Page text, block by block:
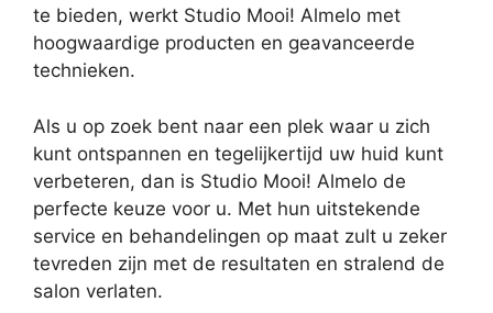
te bieden, werkt Studio Mooi! Almelo met
hoogwaardige producten en geavanceerde
technieken.
Als u op zoek bent naar een plek waar u zich
kunt ontspannen en tegelijkertijd uw huid kunt
verbeteren, dan is Studio Mooi! Almelo de
perfecte keuze voor u. Met hun uitstekende
service en behandelingen op maat zult u zeker
tevreden zijn met de resultaten en stralend de
salon verlaten.